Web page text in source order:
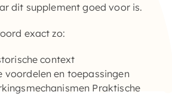
dit supplement goed voor is.
exact zo:
context
voordelen en toepassingen
Praktische